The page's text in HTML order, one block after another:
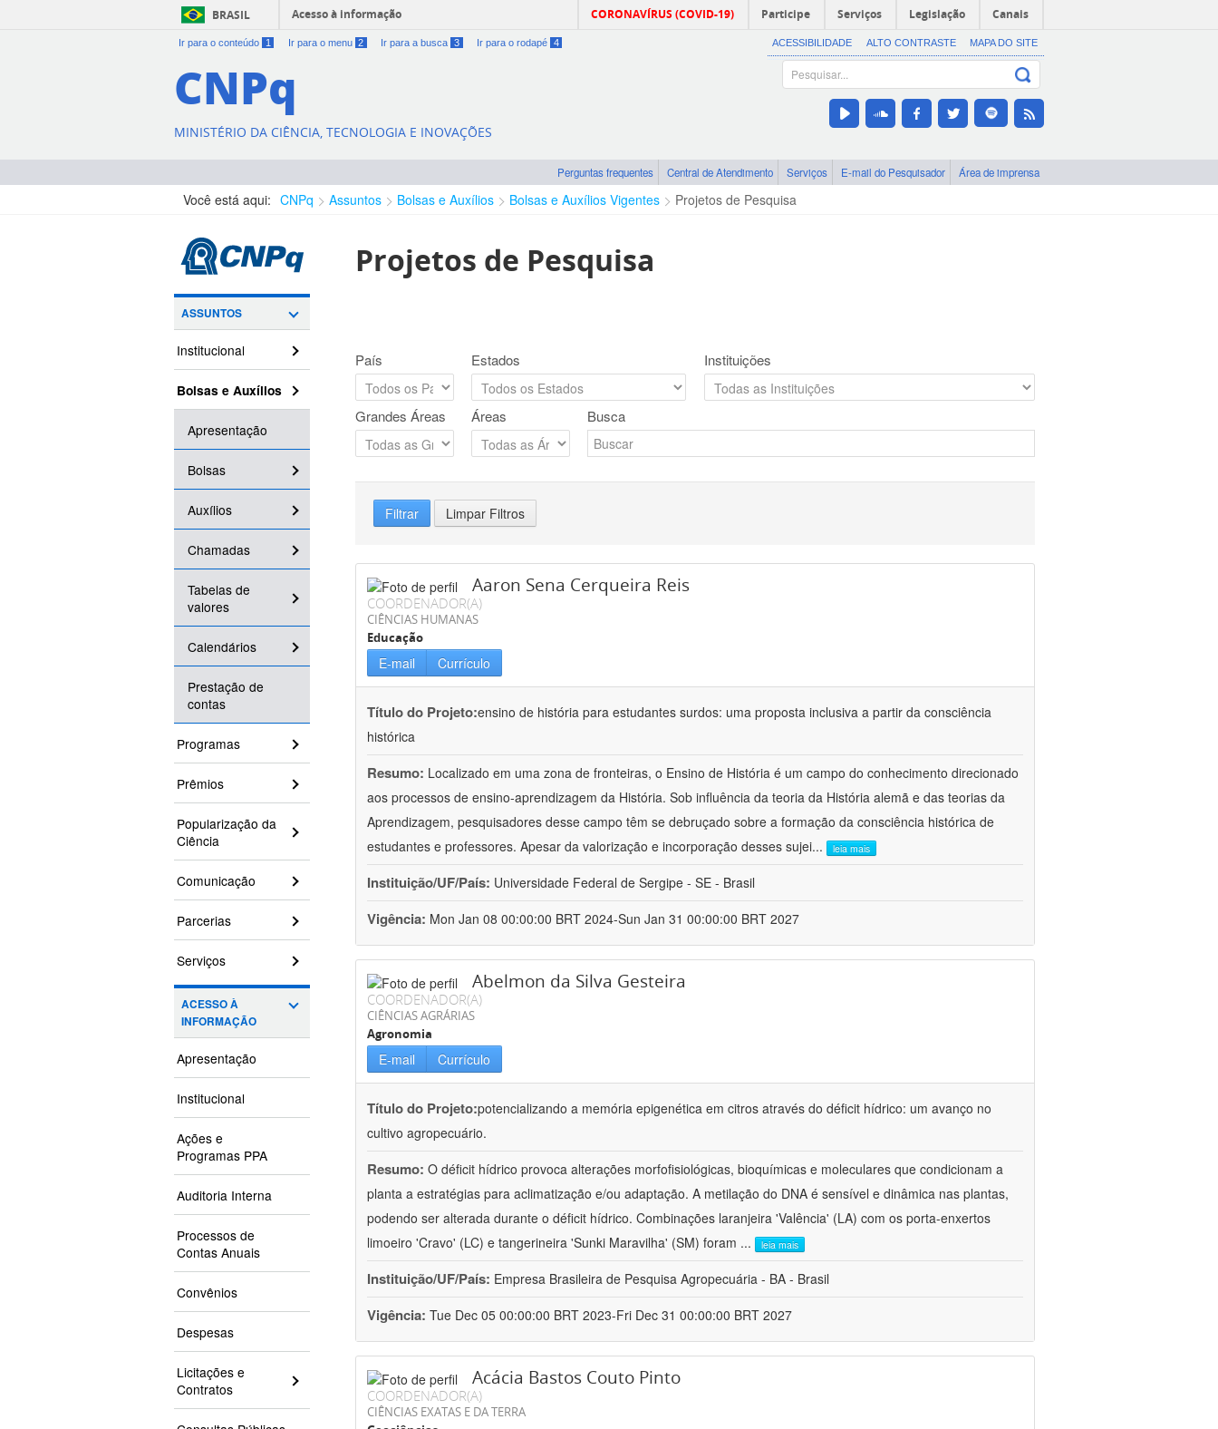
BRASIL Acesso à informação CORONAVÍRUS (COVID-19) Participe Serviços Legislação Canais
Ir para o conteúdo 1 Ir para o menu 2 Ir para a busca 3 Ir para o rodapé 4 ACESSIBILIDADE ALTO CONTRASTE MAPA DO SITE
CNPq
MINISTÉRIO DA CIÊNCIA, TECNOLOGIA E INOVAÇÕES
Perguntas frequentes Central de Atendimento Serviços E-mail do Pesquisador Área de imprensa
Você está aqui: CNPq Assuntos Bolsas e Auxílios Bolsas e Auxílios Vigentes Projetos de Pesquisa
ASSUNTOS
Institucional
Bolsas e Auxílios
Apresentação
Bolsas
Auxílios
Chamadas
Tabelas de
valores
Calendários
Prestação de
contas
Programas
Prêmios
Popularização da
Ciência
Comunicação
Parcerias
Serviços
ACESSO À
INFORMAÇÃO
Apresentação
Institucional
Ações e
Programas PPA
Auditoria Interna
Processos de
Contas Anuais
Convênios
Despesas
Licitações e
Contratos
Projetos de Pesquisa
País Estados Instituições
Grandes Áreas Áreas Busca
Filtrar Limpar Filtros
Aaron Sena Cerqueira Reis
COORDENADOR(A)
CIÊNCIAS HUMANAS
Educação
E-mail Currículo
Título do Projeto:ensino de história para estudantes surdos: uma proposta inclusiva a partir da consciência
histórica
Resumo: Localizado em uma zona de fronteiras, o Ensino de História é um campo do conhecimento direcionado
aos processos de ensino-aprendizagem da História. Sob influência da teoria da História alemã e das teorias da
Aprendizagem, pesquisadores desse campo têm se debruçado sobre a formação da consciência histórica de
estudantes e professores. Apesar da valorização e incorporação desses sujei... leia mais
Instituição/UF/País: Universidade Federal de Sergipe - SE - Brasil
Vigência: Mon Jan 08 00:00:00 BRT 2024-Sun Jan 31 00:00:00 BRT 2027
Abelmon da Silva Gesteira
COORDENADOR(A)
CIÊNCIAS AGRÁRIAS
Agronomia
E-mail Currículo
Título do Projeto:potencializando a memória epigenética em citros através do déficit hídrico: um avanço no
cultivo agropecuário.
Resumo: O déficit hídrico provoca alterações morfofisiológicas, bioquímicas e moleculares que condicionam a
planta a estratégias para aclimatização e/ou adaptação. A metilação do DNA é sensível e dinâmica nas plantas,
podendo ser alterada durante o déficit hídrico. Combinações laranjeira 'Valência' (LA) com os porta-enxertos
limoeiro 'Cravo' (LC) e tangerineira 'Sunki Maravilha' (SM) foram ... leia mais
Instituição/UF/País: Empresa Brasileira de Pesquisa Agropecuária - BA - Brasil
Vigência: Tue Dec 05 00:00:00 BRT 2023-Fri Dec 31 00:00:00 BRT 2027
Acácia Bastos Couto Pinto
COORDENADOR(A)
CIÊNCIAS EXATAS E DA TERRA